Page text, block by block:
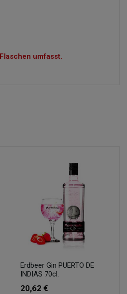
umfasst.
Erdbeer Gin PUERTO DE
INDIAS 70cl.
20,62 €